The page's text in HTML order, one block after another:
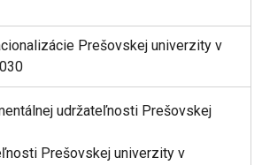
Prešovskej univerzity v
udržateľnosti Prešovskej
Prešovskej univerzity v